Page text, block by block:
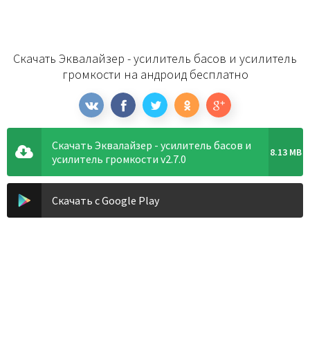
Скачать Эквалайзер - усилитель басов и усилитель
громкости на андроид бесплатно
Скачать Эквалайзер - усилитель басов и
усилитель громкости v2.7.0
8.13 MB
Скачать с Google Play